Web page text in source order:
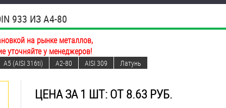
933 ИЗ A4-80
на рынке металлов,
уточняйте у менеджеров!
A5 (AISI 316ti) A2-80 AISI 309 Латунь
ЦЕНА ЗА 1 ШТ: ОТ 8.63 РУБ.